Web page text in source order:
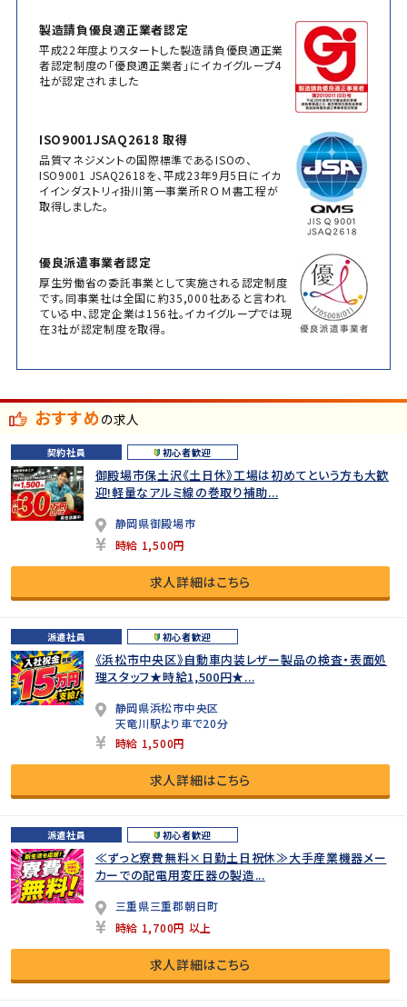
製造請負優良適正業者認定
平成22年度よりスタートした製造請負優良適正業
者認定制度の「優良適正業者」にイカイグループ4
社が認定されました
ISO9001JSAQ2618 取得
品質マネジメントの国際標準であるISOの、
ISO9001 JSAQ2618を、平成23年9月5日にイカ
イインダストリィ掛川第一事業所ＲＯＭ書工程が
取得しました。
優良派遣事業者認定
厚生労働省の委託事業として実施される認定制度
です。同事業社は全国に約35,000社あると言われ
ている中、認定企業は156社。イカイグループでは現
在3社が認定制度を取得。
おすすめの求人
契約社員 初心者歓迎
御殿場市保土沢《土日休》工場は初めてという方も大歓
迎!軽量なアルミ線の巻取り補助...
静岡県御殿場市
時給 1,500円
求人詳細はこちら
派遣社員 初心者歓迎
《浜松市中央区》自動車内装レザー製品の検査・表面処
理スタッフ★時給1,500円★...
静岡県浜松市中央区
天竜川駅より車で20分
時給 1,500円
求人詳細はこちら
派遣社員 初心者歓迎
≪ずっと寮費無料×日勤土日祝休≫大手産業機器メー
カーでの配電用変圧器の製造...
三重県三重郡朝日町
時給 1,700円 以上
求人詳細はこちら